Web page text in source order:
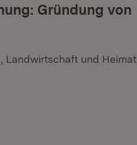
Gründung von
Landwirtschaft und Heimat